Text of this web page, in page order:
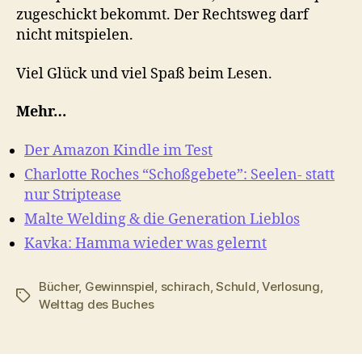
zugeschickt bekommt. Der Rechtsweg darf
nicht mitspielen.
Viel Glück und viel Spaß beim Lesen.
Mehr…
Der Amazon Kindle im Test
Charlotte Roches “Schoßgebete”: Seelen- statt
nur Striptease
Malte Welding & die Generation Lieblos
Kavka: Hamma wieder was gelernt
Schlagwörter
Bücher, Gewinnspiel, schirach,Schuld,Verlosung,
Welttag des Buches